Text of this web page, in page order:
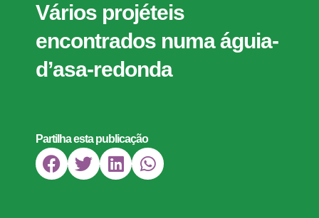
Vários projéteis
encontrados numa águia-
d’asa-redonda
Partilha esta publicação